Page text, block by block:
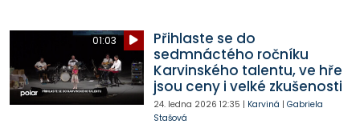
01:03
Přihlaste se do
sedmnáctého ročníku
Karvinského talentu, ve hře
jsou ceny i velké zkušenosti
24. ledna 2026 12:35 | Karviná | Gabriela
Stašová